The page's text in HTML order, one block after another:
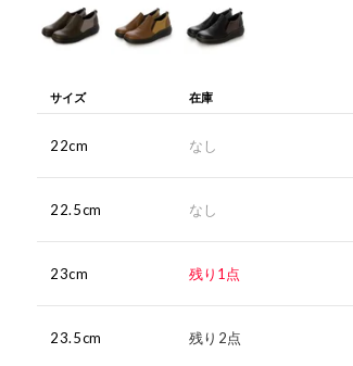
サイズ 在庫
22cm なし
22.5cm なし
23cm 残り1点
23.5cm 残り2点